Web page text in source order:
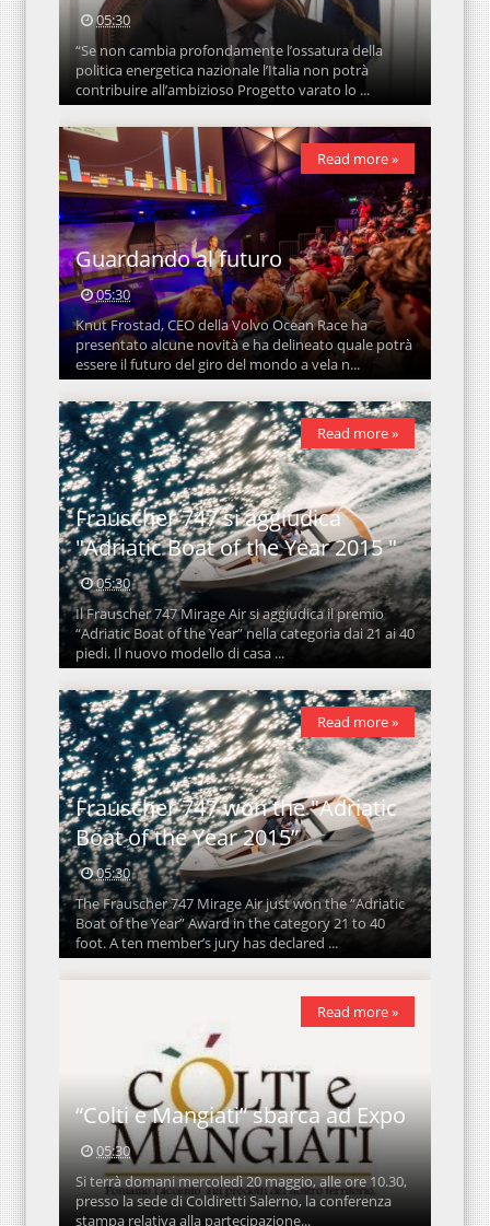
05:30
“Se non cambia profondamente l’ossatura della
politica energetica nazionale l’Italia non potrà
contribuire all’ambizioso Progetto varato lo ...
Guardando al futuro
05:30
Knut Frostad, CEO della Volvo Ocean Race ha
presentato alcune novità e ha delineato quale potrà
essere il futuro del giro del mondo a vela n...
Read more »
Frauscher 747 si aggiudica
"Adriatic Boat of the Year 2015 "
05:30
Il Frauscher 747 Mirage Air si aggiudica il premio
“Adriatic Boat of the Year” nella categoria dai 21 ai 40
piedi. Il nuovo modello di casa ...
Read more »
Frauscher 747 won the "Adriatic
Boat of the Year 2015”
05:30
The Frauscher 747 Mirage Air just won the “Adriatic
Boat of the Year” Award in the category 21 to 40
foot. A ten member’s jury has declared ...
Read more »
“Colti e Mangiati” sbarca ad Expo
05:30
Si terrà domani mercoledì 20 maggio, alle ore 10.30,
presso la sede di Coldiretti Salerno, la conferenza
stampa relativa alla partecipazione...
Read more »